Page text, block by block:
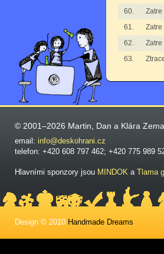
60.
Zatre
61.
Zatre
62.
Zatre
63.
© 2001–2026 Martin, Dan a Klára
email: info@deskohrani.cz
telefon: +420 608 797 462; +420 775 989
Hlavními sponzory jsou MINDOK a Tlama
Design © 2010 Handmade Dreams